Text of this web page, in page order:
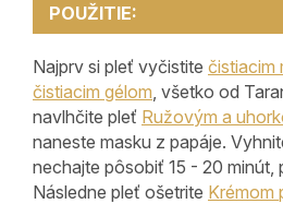
POUŽITIE:
Najprv si pleť vyčistite čistiacim
čistiacim gélom , všetko od
navlhčite pleť Ružovým a
naneste masku z papáje.
nechajte pôsobiť 15 - 20
Následne pleť ošetrite Krémom